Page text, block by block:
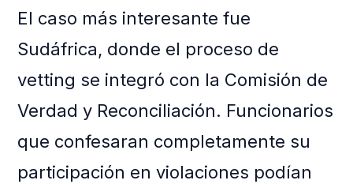
El caso más interesante fue
Sudáfrica, donde el proceso de
vetting se integró con la Comisión de
Verdad y Reconciliación. Funcionarios
que confesaran completamente su
participación en violaciones podían